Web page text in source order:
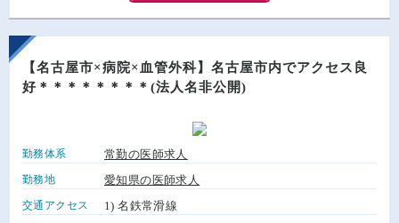
【名古屋市×病院×血管外科】名古屋市内でアクセス良
好＊＊＊＊＊＊＊＊(法人名非公開)
勤務体系 常勤の医師求人
勤務地 愛知県の医師求人
交通アクセス 1) 名鉄常滑線